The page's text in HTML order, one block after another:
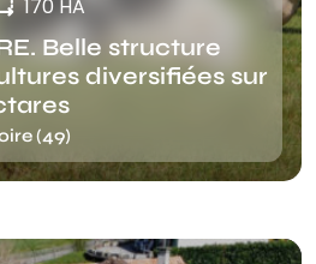
170 HA
Belle structure
diversifiées sur
(49)